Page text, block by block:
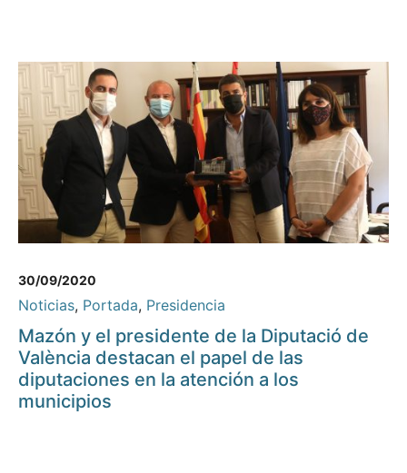
30/09/2020
Noticias, Portada, Presidencia
Mazón y el presidente de la Diputació de
València destacan el papel de las
diputaciones en la atención a los
municipios